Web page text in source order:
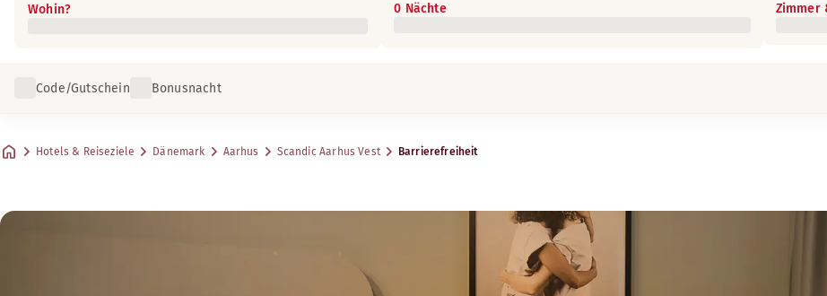
Wohin? 0 Nächte Zimmer
Code/Gutschein Bonusnacht
Hotels & Reiseziele Dänemark Aarhus Scandic Aarhus Vest Barrierefreiheit